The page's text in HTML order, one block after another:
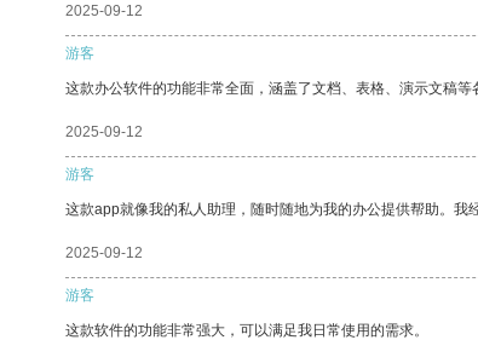
2025-09-12
游客
这款办公软件的功能非常全面，涵盖了文档、表格、演示文稿
2025-09-12
游客
这款app就像我的私人助理，随时随地为我的办公提供帮助。我
2025-09-12
游客
这款软件的功能非常强大，可以满足我日常使用的需求。